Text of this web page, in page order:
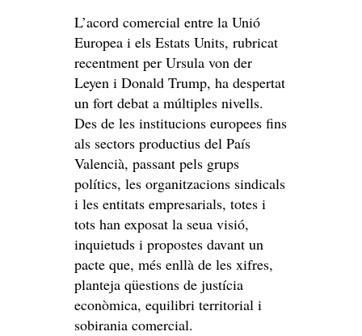
L’acord comercial entre la Unió
Europea i els Estats Units, rubricat
recentment per Ursula von der
Leyen i Donald Trump, ha despertat
un fort debat a múltiples nivells.
Des de les institucions europees fins
als sectors productius del País
Valencià, passant pels grups
polítics, les organitzacions sindicals
i les entitats empresarials, totes i
tots han exposat la seua visió,
inquietuds i propostes davant un
pacte que, més enllà de les xifres,
planteja qüestions de justícia
econòmica, equilibri territorial i
sobirania comercial.